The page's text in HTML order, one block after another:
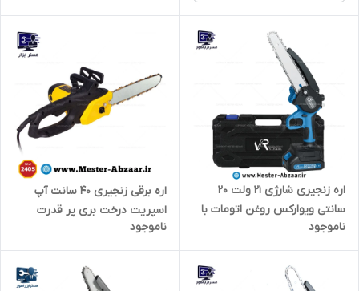
اره زنجیری شارژی 21 ولت 20
سانتی ویوارکس روغن اتومات با
کیف و گارانتی ( قابلیت انتخاب
باتری ) مدل VIVAREX VR2108P-
ناموجود
اره برقی زنجیری ۴۰ سانت آپ
اسپریت درخت بری پر قدرت
مدل HK-CS2-405
ناموجود